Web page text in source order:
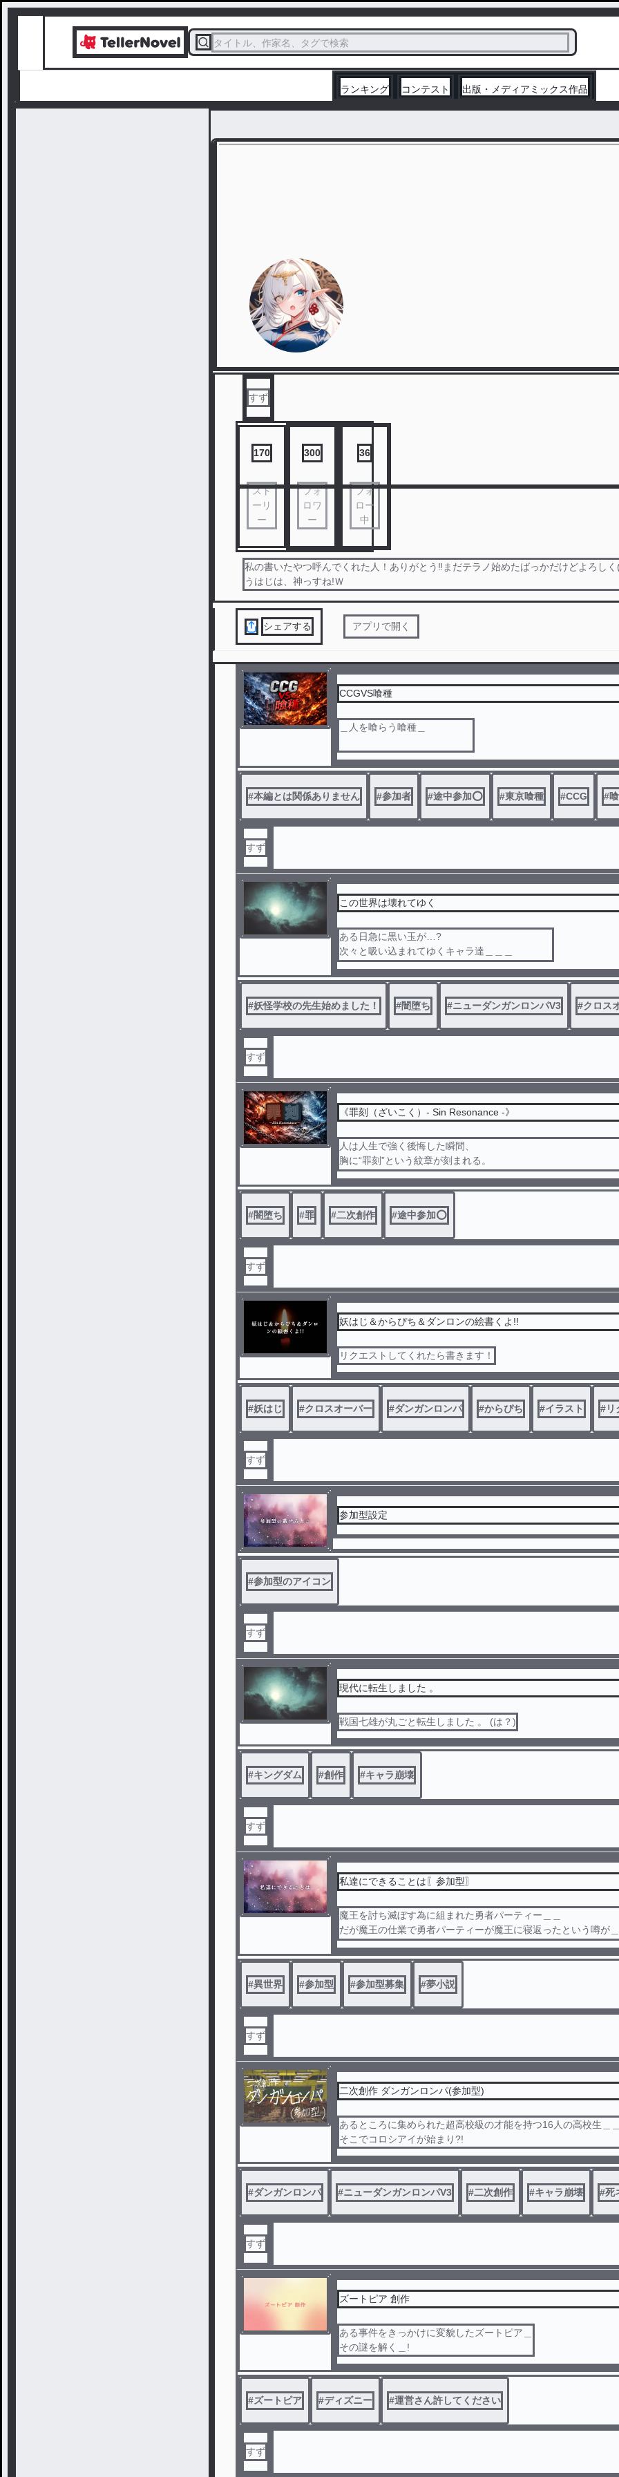
タイトル、作家名、タグで検索
ランキング コンテスト 出版・メディアミックス作品
すず
170
スト
ーリ
ー
300
フォ
ロワ
ー
36
フォ
ロー
中
私の書いたやつ呼んでくれた人！ありがとう‼️まだテラノ始めたばっかだけどよろし
うはじは、神っすね!Ｗ
シェアする アプリで開く
CCGVS喰種
＿人を喰らう喰種＿
それに対抗するCCG 通常 白鳩
これらの戦いが今
#本編とは関係ありません #参加者 #途中参加️⭕️ #東京喰種 #CCG #
すず
この世界は壊れてゆく
ある日急に黒い玉が…?
次々と吸い込まれてゆくキャラ達＿＿＿
どうやら魔王を倒さないと帰れないらしく＿＿？
#妖怪学校の先生始めました！ #闇堕ち #ニューダンガンロンパV3 #クロス
すず
《罪刻（ざいこく）- Sin Resonance -》
人は人生で強く後悔した瞬間、
胸に“罪刻”という紋章が刻まれる。
その刻印が超能力を生む。
この物語は過去に罪を犯した者達が世界を救うために行動する物
#闇堕ち #罪 #二次創作 #途中参加️⭕️
すず
妖はじ＆からぴち＆ダンロンの絵書くよ!!
リクエストしてくれたら書きます！
#妖はじ #クロスオーバー #ダンガンロンパ #からぴち #イラスト #リ
すず
参加型設定
#参加型のアイコン
すず
現代に転生しました 。
戦国七雄が丸ごと転生しました 。 (は？)
#キングダム #創作 #キャラ崩壊
すず
私達にできることは〖参加型〗
魔王を討ち滅ぼす為に組まれた勇者パーティー＿＿
だが魔王の仕業で勇者パーティーが魔王に寝返ったという噂が＿
勇者達はどこの街にも受け入れて貰えず＿＿
そこに新しい勇者パーティが＿＿元勇者パーティーは新しい勇
に妨害されながらも魔王討伐に向かう＿＿
#異世界 #参加型 #参加型募集 #夢小説
すず
二次創作 ダンガンロンパ(参加型)
あるところに集められた超高校級の才能を持つ16人の高校生＿＿
そこでコロシアイが始まり?!
#ダンガンロンパ #ニューダンガンロンパV3 #二次創作 #キャラ崩壊 #死
すず
ズートピア 創作
ある事件をきっかけに変貌したズートピア＿
その謎を解く＿!
#ズートピア #ディズニー #運営さん許してください
すず